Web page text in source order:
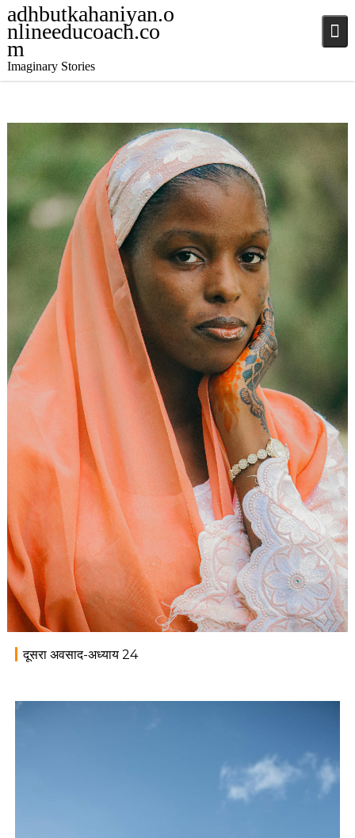
adhbutkahaniyan.o
nlineeducoach.co
m
Imaginary Stories
December 10, 2024
jatinder
Stories Stories Stories
दूसरा अवसाद-अध्याय 24